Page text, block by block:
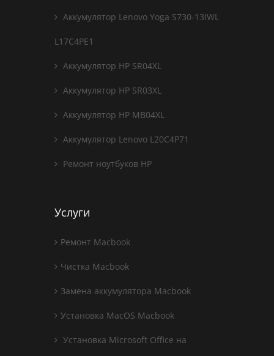
Аккумулятор Lenovo Yoga S730-13IWL
L17C4PE1
Аккумулятор HP SR04XL
Аккумулятор HP SR03XL
Аккумулятор HP MB04XL
Аккумулятор Lenovo L20C4P71
Ремонт ноутбуков HP
Услуги
Ремонт Macbook
Чистка Macbook
Замена аккумулятора Macbook
Установка MacOS Macbook
Установка Microsoft Office на